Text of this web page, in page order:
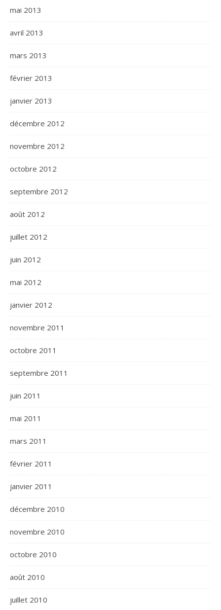
mai 2013
avril 2013
mars 2013
février 2013
janvier 2013
décembre 2012
novembre 2012
octobre 2012
septembre 2012
août 2012
juillet 2012
juin 2012
mai 2012
janvier 2012
novembre 2011
octobre 2011
septembre 2011
juin 2011
mai 2011
mars 2011
février 2011
janvier 2011
décembre 2010
novembre 2010
octobre 2010
août 2010
juillet 2010